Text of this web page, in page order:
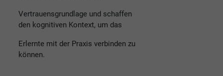
Vertrauensgrundlage und schaffen
den kognitiven Kontext, um das
Erlernte mit der Praxis verbinden zu
können.